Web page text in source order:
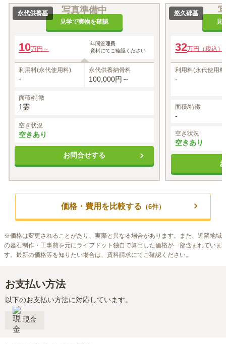
写真準備中
見学で実物を確認
永代供養墓
10万円～
年間管理費
資料にてご確認ください
利用料(永代使用料)
-
永代供養納骨料
100,000円～
面積/特徴
1霊
空き状況
空きあり
お問合せする
見
悠久碑墓
32万円（税込）
利用料(永代使用
-
面積/特徴
-
空き状況
空きあり
価格・費用を比較する （6件）
※価格は変更されることがあり、実際と異なる場合があります。また、近隣地域
の墓石制作・工事費を元にライフドット独自で算出した価格が一部含まれていま
す。最新の価格等を知りたい場合は、資料請求にてご確認ください。
お支払い方法
以下のお支払い方法に対応しています。
現金